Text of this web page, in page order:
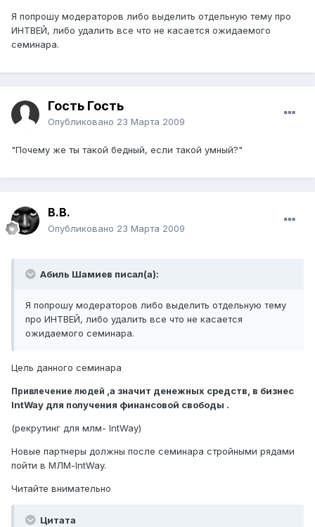
Я попрошу модераторов либо выделить отдельную тему про
ИНТВЕЙ, либо удалить все что не касается ожидаемого
семинара.
Гость Гость
Опубликовано 23 Марта 2009
"Почему же ты такой бедный, если такой умный?"
В.В.
Опубликовано 23 Марта 2009
Абиль Шамиев писал(а):
Я попрошу модераторов либо выделить отдельную тему
про ИНТВЕЙ, либо удалить все что не касается
ожидаемого семинара.
Цель данного семинара
Привлечение людей ,а значит денежных средств, в бизнес
IntWay для получения финансовой свободы .
(рекрутинг для млм- IntWay)
Новые партнеры должны после семинара стройными рядами
пойти в МЛМ-IntWay.
Читайте внимательно
Цитата